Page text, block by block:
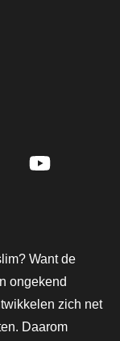
Want de
ongekend
zich net
Daarom